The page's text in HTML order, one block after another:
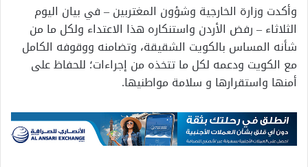
وأكدت وزارة الخارجية وشؤون المغتربين – في بيان اليوم
الثلاثاء – رفض الأردن واستنكاره هذا الاعتداء ولكل ما من
شأنه المساس بالكويت الشقيقة، وتضامنه ووقوفه الكامل
مع الكويت ودعمه لكل ما تتخذه من إجراءات؛ للحفاظ على
أمنها واستقرارها و سلامة مواطنيها.